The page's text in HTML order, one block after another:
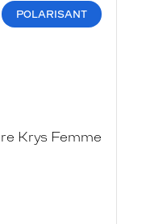
POLARISANT